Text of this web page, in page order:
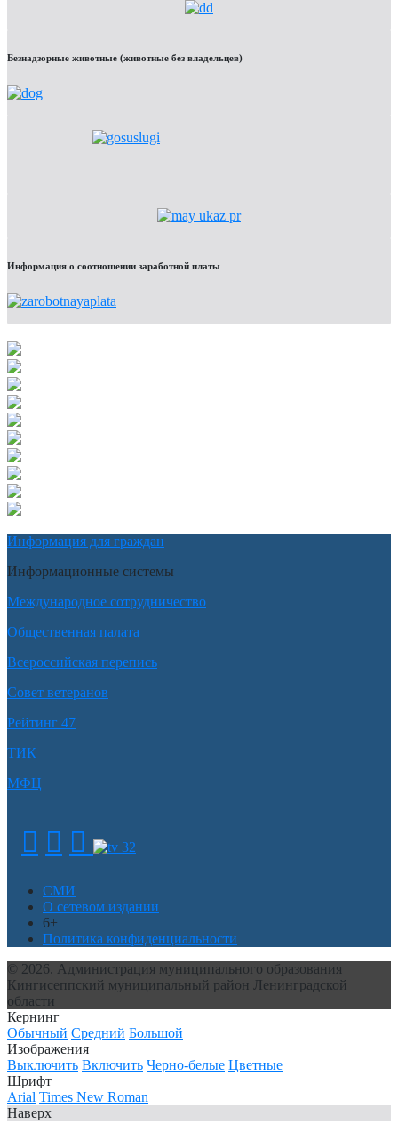
Безнадзорные животные (животные без владельцев)
Информация о соотношении заработной платы
Информация для граждан
Информационные системы
Международное сотрудничество
Общественная палата
Всероссийская перепись
Совет ветеранов
Рейтинг 47
ТИК
МФЦ
СМИ
О сетевом издании
6+
Политика конфиденциальности
© 2026. Администрация муниципального образования
Кингисеппский муниципальный район Ленинградской
области
Кернинг
Обычный Средний Большой
Изображения
Выключить Включить Черно-белые Цветные
Шрифт
Arial Times New Roman
Наверх